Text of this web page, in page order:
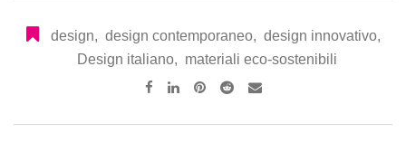
design, design contemporaneo, design innovativo,
Design italiano, materiali eco-sostenibili
Pinterest
RedditShare